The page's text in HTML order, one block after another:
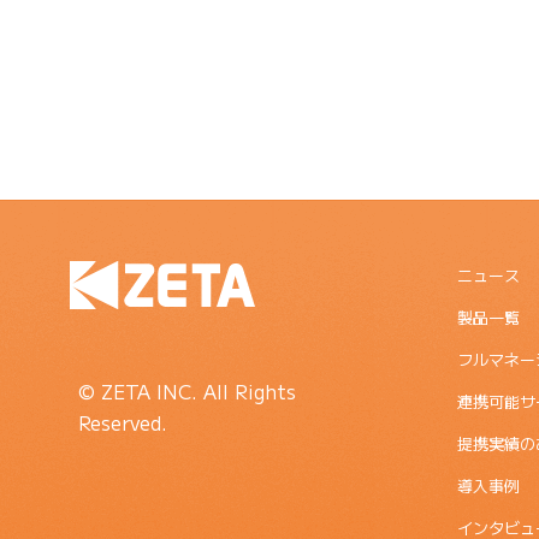
© ZETA INC. All Rights
Reserved.
ニュース
製品一覧
フルマネ
連携可能
提携実績
導入事例
インタビ